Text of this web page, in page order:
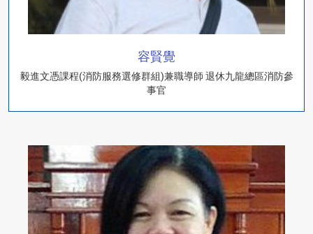
容賢覺
毅進文憑課程(消防服務選修群組)兼職導師 退休九龍總區消防參
事官